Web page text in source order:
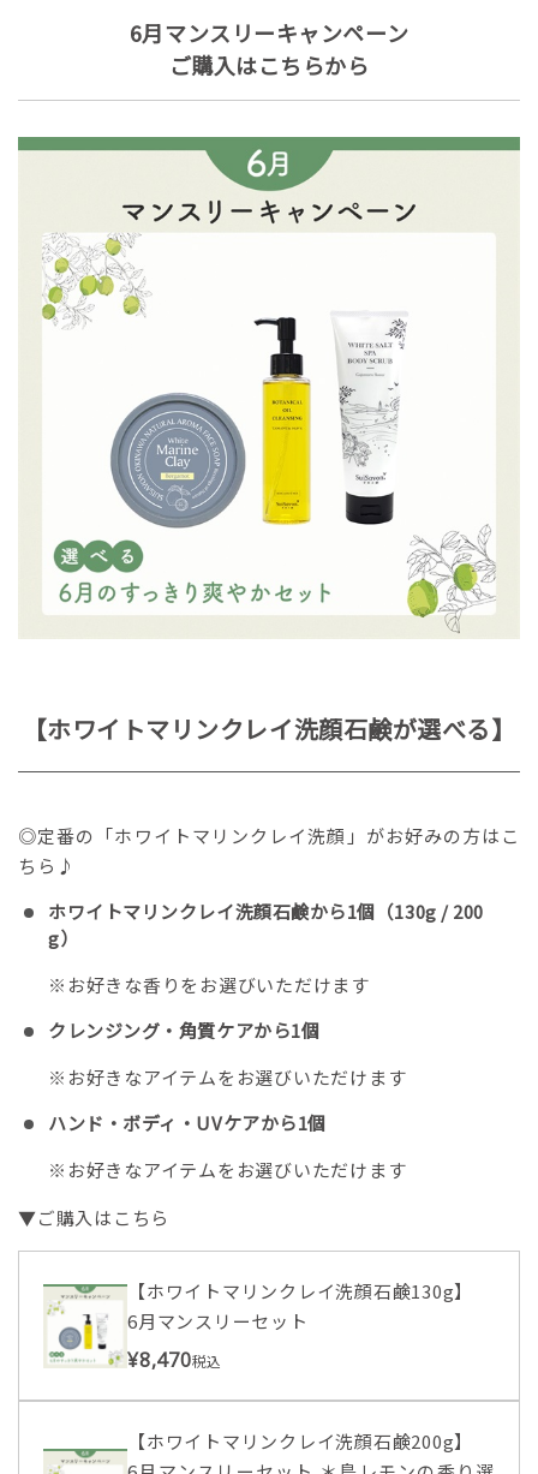
6月マンスリーキャンペーン
ご購入はこちらから
【ホワイトマリンクレイ洗顔石鹸が選べる】
◎定番の「ホワイトマリンクレイ洗顔」がお好みの方はこ
ちら♪
ホワイトマリンクレイ洗顔石鹸から1個（130g / 200
g）
※お好きな香りをお選びいただけます
クレンジング・角質ケアから1個
※お好きなアイテムをお選びいただけます
ハンド・ボディ・UVケアから1個
※お好きなアイテムをお選びいただけます
▼ご購入はこちら
【ホワイトマリンクレイ洗顔石鹸130g】
6月マンスリーセット
¥8,470税込
【ホワイトマリンクレイ洗顔石鹸200g】